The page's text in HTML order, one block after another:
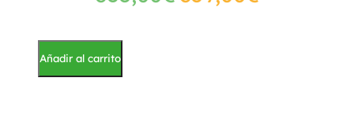
Añadir al carrito